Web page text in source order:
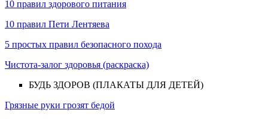
10 правил здорового питания
10 правил Пети Лентяева
5 простых правил безопасного похода
Чистота-залог здоровья (раскраска)
БУДЬ ЗДОРОВ (ПЛАКАТЫ ДЛЯ ДЕТЕЙ)
Грязные руки грозят бедой